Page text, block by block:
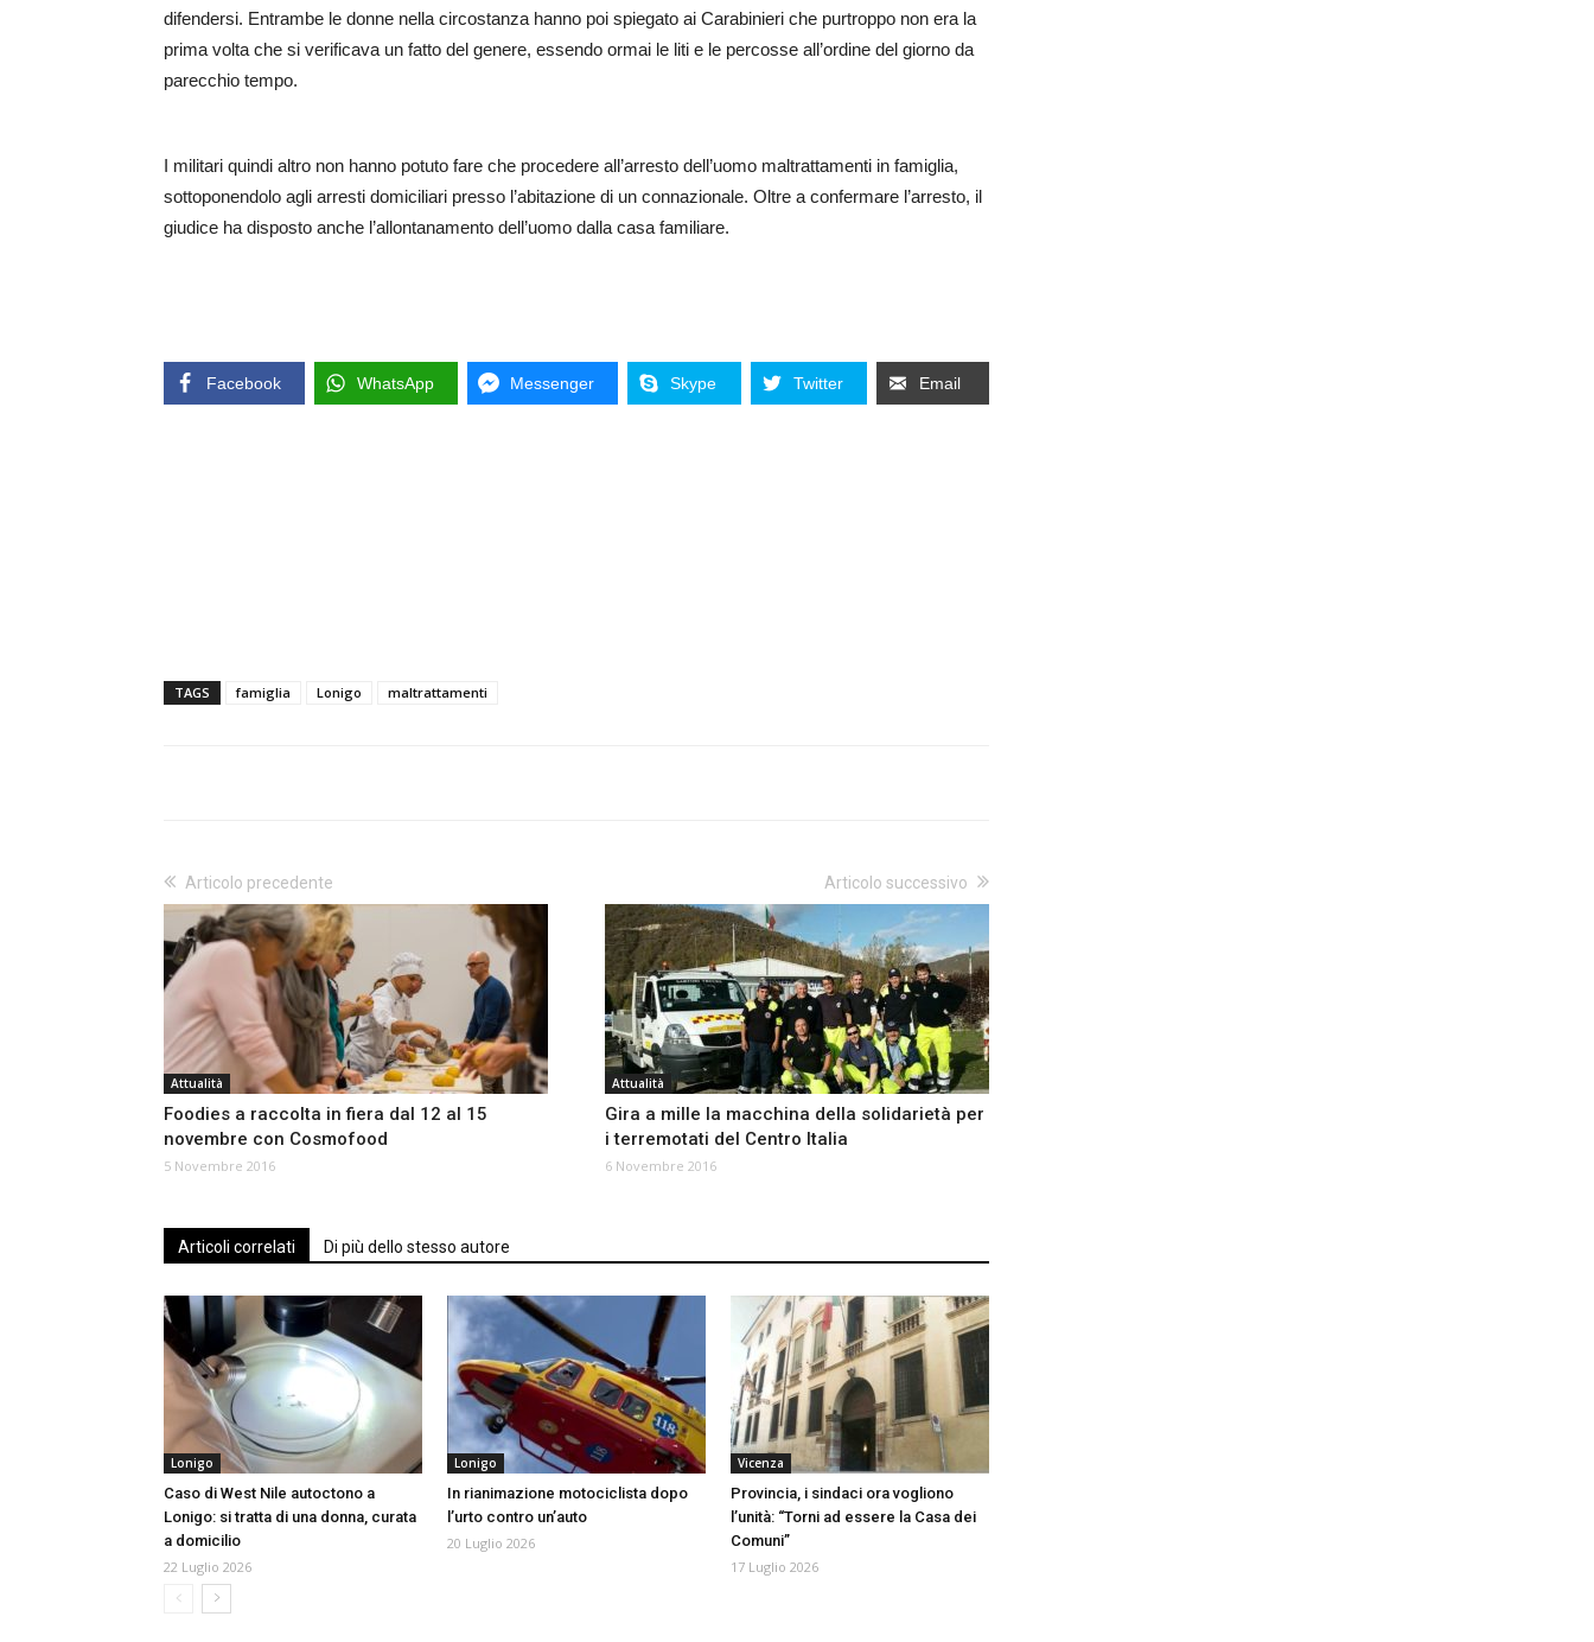
difendersi. Entrambe le donne nella circostanza hanno poi spiegato ai Carabinieri che purtroppo non era la
prima volta che si verificava un fatto del genere, essendo ormai le liti e le percosse all’ordine del giorno da
parecchio tempo.
I militari quindi altro non hanno potuto fare che procedere all’arresto dell’uomo maltrattamenti in famiglia,
sottoponendolo agli arresti domiciliari presso l’abitazione di un connazionale. Oltre a confermare l’arresto, il
giudice ha disposto anche l’allontanamento dell’uomo dalla casa familiare.
Facebook WhatsApp Messenger Skype Twitter Email
TAGS famiglia Lonigo maltrattamenti
Articolo precedente
Attualità
Foodies a raccolta in fiera dal 12 al 15
novembre con Cosmofood
5 Novembre 2016
Articolo successivo
Attualità
Gira a mille la macchina della solidarietà per
i terremotati del Centro Italia
6 Novembre 2016
Articoli correlati Di più dello stesso autore
Lonigo
Caso di West Nile autoctono a
Lonigo: si tratta di una donna, curata
a domicilio
22 Luglio 2026
Lonigo
In rianimazione motociclista dopo
l’urto contro un’auto
20 Luglio 2026
Vicenza
Provincia, i sindaci ora vogliono
l’unità: “Torni ad essere la Casa dei
Comuni”
17 Luglio 2026